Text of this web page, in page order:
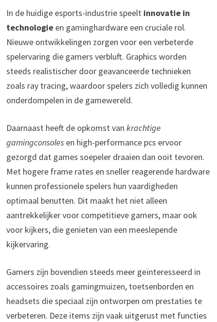
In de huidige esports-industrie speelt innovatie in
technologieen gaminghardware een cruciale rol.
Nieuwe ontwikkelingen zorgen voor een verbeterde
spelervaring die gamers verbluft. Graphics worden
steeds realistischer door geavanceerde technieken
zoals ray tracing, waardoor spelers zich volledig kunnen
onderdompelen in de gamewereld.
Daarnaast heeft de opkomst van krachtige
gamingconsolesen high-performance pcs ervoor
gezorgd dat games soepeler draaien dan ooit tevoren.
Met hogere frame rates en sneller reagerende hardware
kunnen professionele spelers hun vaardigheden
optimaal benutten. Dit maakt het niet alleen
aantrekkelijker voor competitieve gamers, maar ook
voor kijkers, die genieten van een meeslepende
kijkervaring.
Gamers zijn bovendien steeds meer geïnteresseerd in
accessoires zoals gamingmuizen, toetsenborden en
headsets die speciaal zijn ontworpen om prestaties te
verbeteren. Deze items zijn vaak uitgerust met functies